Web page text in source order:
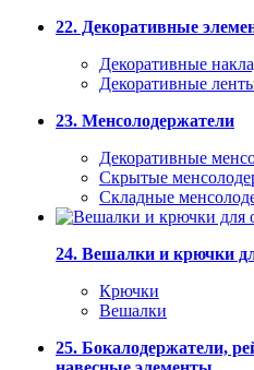
22. Декоративные
Декоративные
Декоративные
23. Менсолодержатели
Декоративные
Скрытые
Складные
24. Вешалки и крючки
Крючки
Вешалки
25. Бокалодержатели,